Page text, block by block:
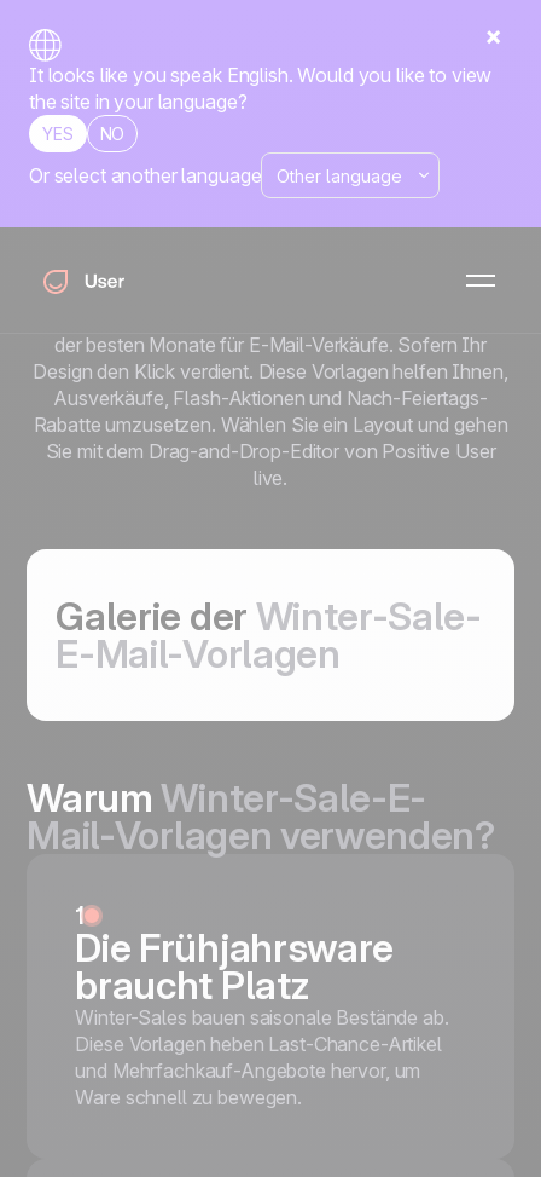
It looks like you speak English. Would you like to view
the site in your language?
YES NO
Or select another language
Winter-Sale-E-Mail-
Der Januar ist ruhig. Die Postfächer sind leerer.
der besten Monate für E-Mail-Verkäufe. Sofern Ihr
Design den Klick verdient. Diese Vorlagen helfen Ihnen,
Ausverkäufe, Flash-Aktionen und Nach-Feiertags-
Rabatte umzusetzen. Wählen Sie ein Layout und gehen
Sie mit dem Drag-and-Drop-Editor von Positive User
live.
Galerie der Winter-Sale-
E-Mail-Vorlagen
WarumWinter-Sale-E-
Mail-Vorlagen verwenden?
1
Die Frühjahrsware
braucht Platz
Winter-Sales bauen saisonale Bestände ab.
Diese Vorlagen heben Last-Chance-Artikel
und Mehrfachkauf-Angebote hervor, um
Ware schnell zu bewegen.